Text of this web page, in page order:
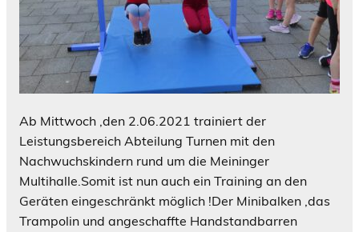
Ab Mittwoch ,den 2.06.2021 trainiert der
Leistungsbereich Abteilung Turnen mit den
Nachwuchskindern rund um die Meininger
Multihalle.Somit ist nun auch ein Training an den
Geräten eingeschränkt möglich !Der Minibalken ,das
Trampolin und angeschaffte Handstandbarren